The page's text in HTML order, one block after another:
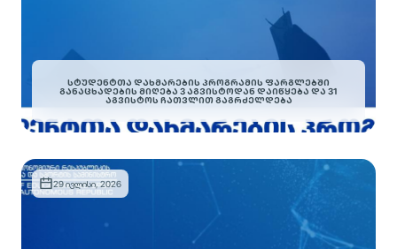
ᲡᲢᲣᲓᲔᲜᲢᲗᲐ ᲓᲐᲮᲛᲐᲠᲔᲑᲘᲡ ᲞᲠᲝᲒᲠᲐᲛᲘᲡ ᲤᲐᲠᲒᲚᲔᲑᲨᲘ
ᲒᲐᲜᲐᲪᲮᲐᲓᲔᲑᲘᲡ ᲛᲘᲦᲔᲑᲐ 3 ᲐᲒᲕᲘᲡᲢᲝᲓᲐᲜ ᲓᲐᲘᲬᲧᲔᲑᲐ ᲓᲐ 31
ᲐᲒᲕᲘᲡᲢᲝᲡ ᲩᲐᲗᲕᲚᲘᲗ ᲒᲐᲒᲠᲫᲔᲚᲓᲔᲑᲐ
29 ივლისი, 2026